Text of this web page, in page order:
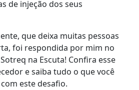
de injeção dos seus
que deixa muitas pessoas
foi respondida por mim no
na Escuta! Confira esse
e saiba tudo o que você
este desafio.